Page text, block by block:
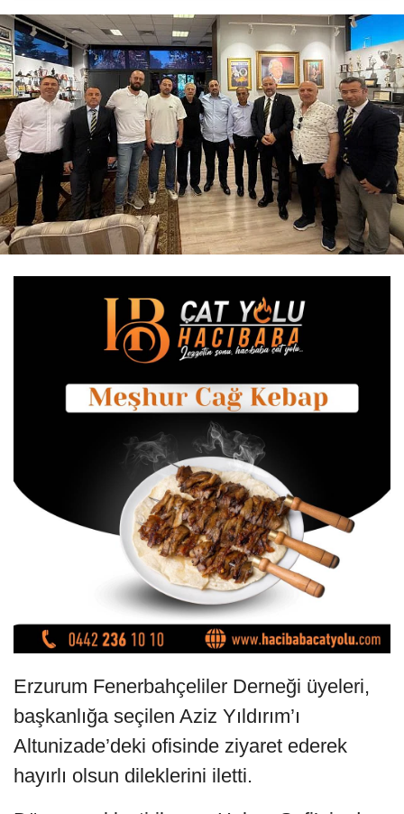
Erzurum Fenerbahçeliler Derneği üyeleri,
başkanlığa seçilen Aziz Yıldırım’ı
Altunizade’deki ofisinde ziyaret ederek
hayırlı olsun dileklerini iletti.